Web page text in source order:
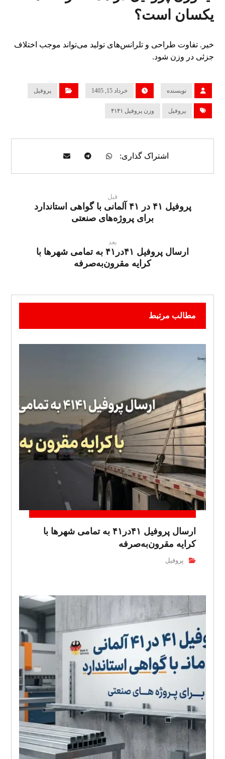
یکسان است؟
خیر. تفاوت طراحی و تلرانس‌های تولید می‌تواند موجب اختلاف
جزئی در وزن شود.
نویسنده خرداد 15, 1405 پروفیل
پروفیل وزن پروفیل ۴۱۴۱
قبل
پروفیل ۴۱ در ۴۱ آلمانی با گواهی استاندارد
برای پروژه‌های صنعتی
بعد
ارسال پروفیل ۴۱در۴۱ به تمامی شهرها با
کرایه مقرون‌به‌صرفه
مطالب مرتبط
ارسال پروفیل ۴۱در۴۱ به تمامی شهرها با
کرایه مقرون‌به‌صرفه
پروفیل